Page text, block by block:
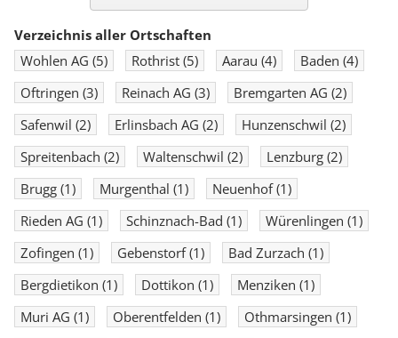
BS BS ZH BS
Verzeichnis aller Ortschaften
Wohlen AG (5) Rothrist (5) Aarau (4) Baden (4)
Oftringen (3) Reinach AG (3) Bremgarten AG (2)
Safenwil (2) Erlinsbach AG (2) Hunzenschwil (2)
Spreitenbach (2) Waltenschwil (2) Lenzburg (2)
Brugg (1) Murgenthal (1) Neuenhof(1)
Rieden AG (1) Schinznach-Bad (1) Würenlingen (1)
Zofingen (1) Gebenstorf(1) Bad Zurzach (1)
Bergdietikon (1) Dottikon (1) Menziken (1)
Muri AG (1) Oberentfelden (1) Othmarsingen (1)